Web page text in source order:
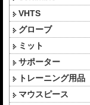
VHTS
グローブ
ミット
サポーター
トレーニング用品
マウスピース